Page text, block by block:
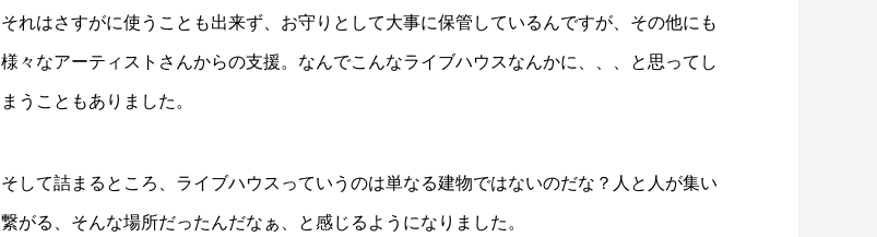
それはさすがに使うことも出来ず、お守りとして大事に保管しているんですが、その他にも
様々なアーティストさんからの支援。なんでこんなライブハウスなんかに、、、と思ってし
まうこともありました。
そして詰まるところ、ライブハウスっていうのは単なる建物ではないのだな？人と人が集い
繋がる、そんな場所だったんだなぁ、と感じるようになりました。